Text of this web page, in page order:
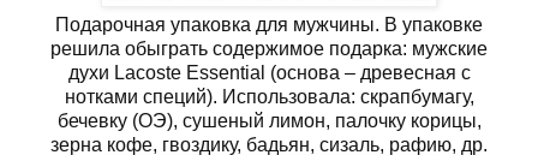
Подарочная упаковка для мужчины. В упаковке
решила обыграть содержимое подарка: мужские
духи Lacoste Essential (основа – древесная с
нотками специй). Использовала: скрапбумагу,
бечевку (ОЭ), сушеный лимон, палочку корицы,
зерна кофе, гвоздику, бадьян, сизаль, рафию, др.